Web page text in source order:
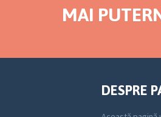
MAI
DESPRE